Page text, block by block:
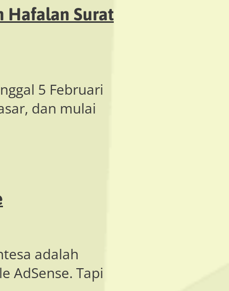
Hafalan Surat
5 Februari
dan mulai
adalah
AdSense. Tapi